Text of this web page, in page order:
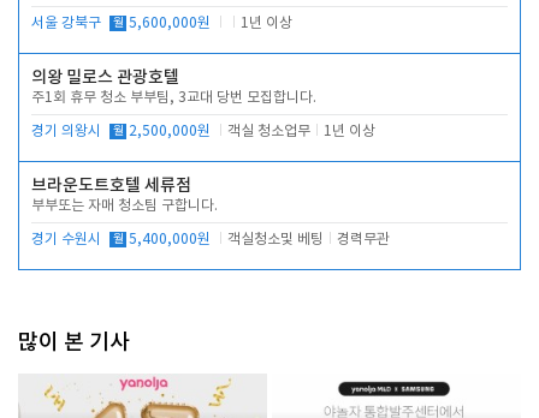
서울 강북구 월 5,600,000원 1년 이상
의왕 밀로스 관광호텔
주1회 휴무 청소 부부팀, 3교대 당번 모집합니다.
경기 의왕시 월 2,500,000원 객실 청소업무 1년 이상
브라운도트호텔 세류점
부부또는 자매 청소팀 구합니다.
경기 수원시 월 5,400,000원 객실청소및 베팅 경력무관
많이 본 기사